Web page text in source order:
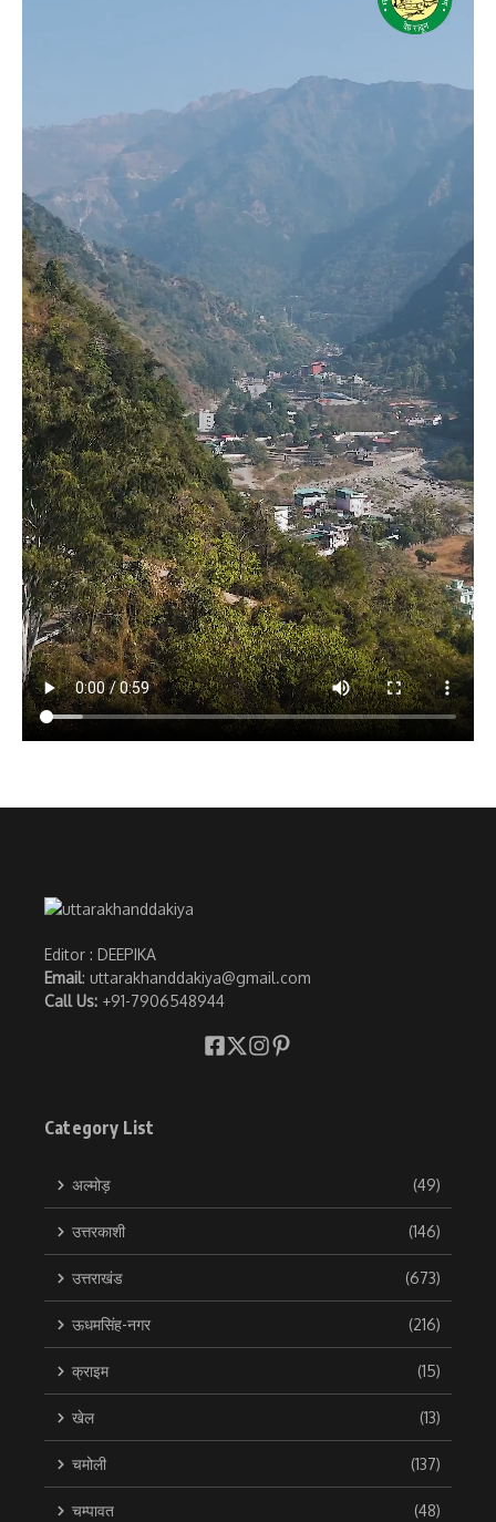
Editor : DEEPIKA
Email: uttarakhanddakiya@gmail.com
Call Us: +91-7906548944
Category List
अल्मोड़ (49)
उत्तरकाशी (146)
उत्तराखंड (673)
ऊधमसिंह-नगर (216)
क्राइम (15)
खेल (13)
चमोली (137)
चम्पावत (48)